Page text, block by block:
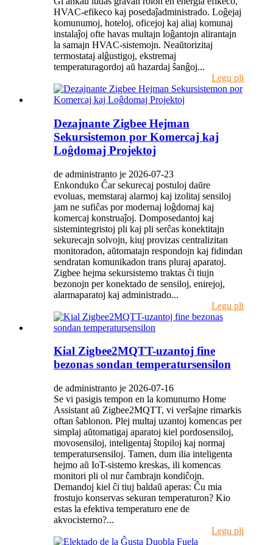
HVAC-efikeco kaj posedaĵadministrado. Loĝejaj
komunumoj, hoteloj, oficejoj kaj aliaj komunaj
instalaĵoj ofte havas multajn loĝantojn alirantajn
la samajn HVAC-sistemojn. Neaŭtorizitaj
termostataj alĝustigoj, ekstremaj
temperaturagordoj aŭ hazardaj ŝanĝoj...
Legu pli
Dezajnante Zigbee Hejman
Sekursistemon por Komercaj kaj
Loĝdomaj Projektoj
de administranto je 2026-07-23
Enkonduko Ĉar sekurecaj postuloj daŭre
evoluas, memstaraj alarmoj kaj izolitaj sensiloj
jam ne sufiĉas por modernaj loĝdomaj kaj
komercaj konstruaĵoj. Domposedantoj kaj
sistemintegristoj pli kaj pli serĉas konektitajn
sekurecajn solvojn, kiuj provizas centralizitan
monitoradon, aŭtomatajn respondojn kaj fidindan
sendratan komunikadon trans pluraj aparatoj.
Zigbee hejma sekursistemo traktas ĉi tiujn
bezonojn per konektado de sensiloj, enirejoj,
alarmaparatoj kaj administrado...
Legu pli
Kial Zigbee2MQTT-uzantoj fine
bezonas sondan temperatursensilon
de administranto je 2026-07-16
Se vi pasigis tempon en la komunumo Home
Assistant aŭ Zigbee2MQTT, vi verŝajne rimarkis
oftan ŝablonon. Plej multaj uzantoj komencas per
simplaj aŭtomatigaj aparatoj kiel pordosensiloj,
movosensiloj, inteligentaj ŝtopiloj kaj normaj
temperatursensiloj. Tamen, dum ilia inteligenta
hejmo aŭ IoT-sistemo kreskas, ili komencas
monitori pli ol nur ĉambrajn kondiĉojn.
Demandoj kiel ĉi tiuj baldaŭ aperas: Ĉu mia
frostujo konservas sekuran temperaturon? Kio
estas la efektiva temperaturo ene de
akvocisterno?...
Legu pli